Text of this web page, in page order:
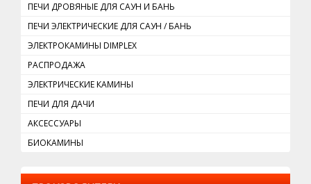
ПЕЧИ ДРОВЯНЫЕ ДЛЯ САУН И БАНЬ
ПЕЧИ ЭЛЕКТРИЧЕСКИЕ ДЛЯ САУН / БАНЬ
ЭЛЕКТРОКАМИНЫ DIMРLEX
РАСПРОДАЖА
ЭЛЕКТРИЧЕСКИЕ КАМИНЫ
ПЕЧИ ДЛЯ ДАЧИ
АКСЕССУАРЫ
БИОКАМИНЫ